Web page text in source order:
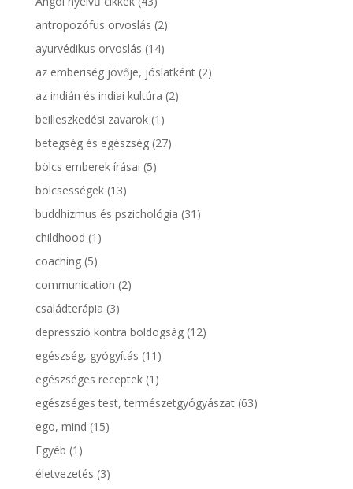
antropozófus orvoslás (2)
ayurvédikus orvoslás (14)
az emberiség jövője, jóslatként(2)
az indián és indiai kultúra (2)
beilleszkedési zavarok(1)
betegség és egészség(27)
bölcs emberek írásai (5)
bölcsességek(13)
buddhizmus és pszichológia (31)
childhood (1)
coaching(5)
communication (2)
családterápia (3)
depresszió kontra boldogság(12)
egészség, gyógyítás (11)
egészséges receptek(1)
egészséges test, természetgyógyászat(63)
ego, mind (15)
Egyéb (1)
életvezetés (3)